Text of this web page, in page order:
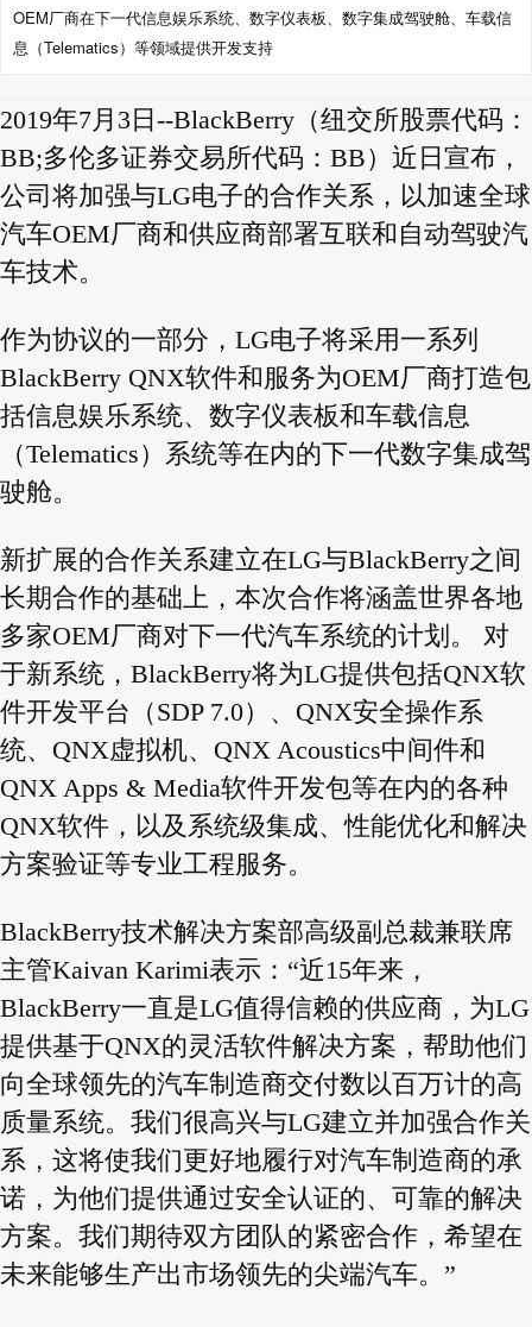
OEM厂商在下一代信息娱乐系统、数字仪表板、数字集成驾驶舱、车载信
息（Telematics）等领域提供开发支持
2019年7月3日--BlackBerry（纽交所股票代码：
BB;多伦多证券交易所代码：BB）近日宣布，
公司将加强与LG电子的合作关系，以加速全球
汽车OEM厂商和供应商部署互联和自动驾驶汽
车技术。
作为协议的一部分，LG电子将采用一系列
BlackBerry QNX软件和服务为OEM厂商打造包
括信息娱乐系统、数字仪表板和车载信息
（Telematics）系统等在内的下一代数字集成驾
驶舱。
新扩展的合作关系建立在LG与BlackBerry之间
长期合作的基础上，本次合作将涵盖世界各地
多家OEM厂商对下一代汽车系统的计划。 对
于新系统，BlackBerry将为LG提供包括QNX软
件开发平台（SDP 7.0）、QNX安全操作系
统、QNX虚拟机、QNX Acoustics中间件和
QNX Apps & Media软件开发包等在内的各种
QNX软件，以及系统级集成、性能优化和解决
方案验证等专业工程服务。
BlackBerry技术解决方案部高级副总裁兼联席
主管Kaivan Karimi表示：“近15年来，
BlackBerry一直是LG值得信赖的供应商，为LG
提供基于QNX的灵活软件解决方案，帮助他们
向全球领先的汽车制造商交付数以百万计的高
质量系统。我们很高兴与LG建立并加强合作关
系，这将使我们更好地履行对汽车制造商的承
诺，为他们提供通过安全认证的、可靠的解决
方案。我们期待双方团队的紧密合作，希望在
未来能够生产出市场领先的尖端汽车。”